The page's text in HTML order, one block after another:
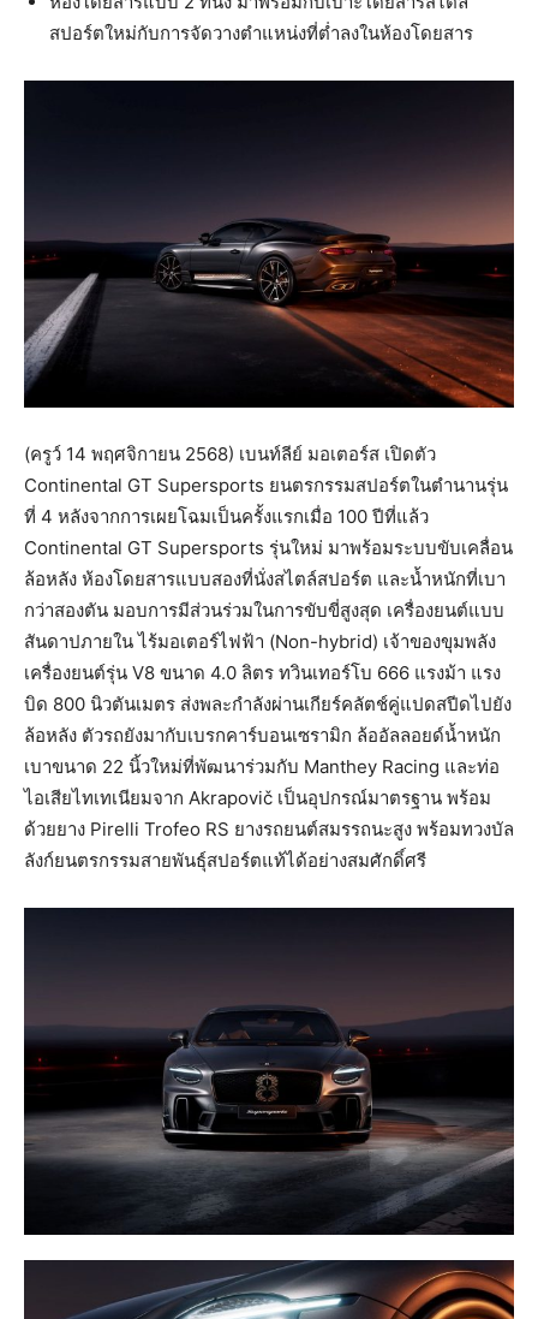
สปอร์ตใหม่กับการจัดวางตำแหน่งที่ต่ำลงในห้องโดยสาร
(ครูว์ 14 พฤศจิกายน 2568) เบนท์ลีย์ มอเตอร์ส เปิดตัว
Continental GT Supersports ยนตรกรรมสปอร์ตในตำนานรุ่น
ที่ 4 หลังจากการเผยโฉมเป็นครั้งแรกเมื่อ 100 ปีที่แล้ว
Continental GT Supersports รุ่นใหม่ มาพร้อมระบบขับเคลื่อน
ล้อหลัง ห้องโดยสารแบบสองที่นั่งสไตล์สปอร์ต และน้ำหนักที่เบา
กว่าสองตัน มอบการมีส่วนร่วมในการขับขี่สูงสุด เครื่องยนต์แบบ
สันดาปภายใน ไร้มอเตอร์ไฟฟ้า (Non-hybrid) เจ้าของขุมพลัง
เครื่องยนต์รุ่น V8 ขนาด 4.0 ลิตร ทวินเทอร์โบ 666 แรงม้า แรง
บิด 800 นิวตันเมตร ส่งพละกำลังผ่านเกียร์คลัตช์คู่แปดสปีดไปยัง
ล้อหลัง ตัวรถยังมากับเบรกคาร์บอนเซรามิก ล้ออัลลอยด์น้ำหนัก
เบาขนาด 22 นิ้วใหม่ที่พัฒนาร่วมกับ Manthey Racing และท่อ
ไอเสียไทเทเนียมจาก Akrapovič เป็นอุปกรณ์มาตรฐาน พร้อม
ด้วยยาง Pirelli Trofeo RS ยางรถยนต์สมรรถนะสูง พร้อมทวงบัล
ลังก์ยนตรกรรมสายพันธุ์สปอร์ตแท้ได้อย่างสมศักดิ์ศรี